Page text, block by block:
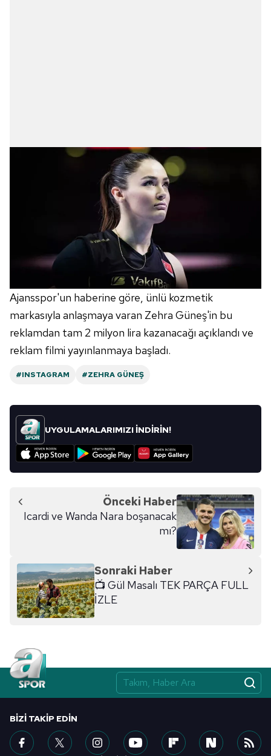
Ajansspor'un haberine göre, ünlü kozmetik
markasıyla anlaşmaya varan Zehra Güneş'in bu
reklamdan tam 2 milyon lira kazanacağı açıklandı ve
reklam filmi yayınlanmaya başladı.
#INSTAGRAM #ZEHRA GÜNEŞ
UYGULAMALARIMIZI İNDİRİN!
Önceki Haber
Icardi ve Wanda Nara boşanacak
mı?
Sonraki Haber
📺 Gül Masalı TEK PARÇA FULL
İZLE
BIZI TAKIP EDIN